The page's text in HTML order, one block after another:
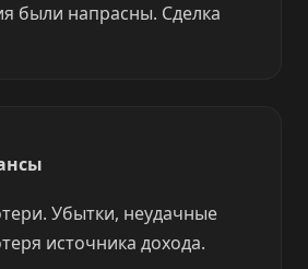
были напрасны. Сделка
Убытки, неудачные
источника дохода.